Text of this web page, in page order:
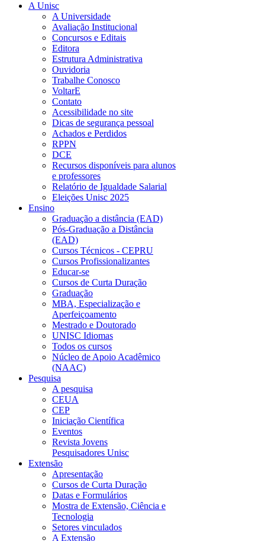
A Unisc
A Universidade
Avaliação Institucional
Concursos e Editais
Editora
Estrutura Administrativa
Ouvidoria
Trabalhe Conosco
VoltarE
Contato
Acessibilidade no site
Dicas de segurança pessoal
Achados e Perdidos
RPPN
DCE
Recursos disponíveis para alunos
e professores
Relatório de Igualdade Salarial
Eleições Unisc 2025
Ensino
Graduação a distância (EAD)
Pós-Graduação a Distância
(EAD)
Cursos Técnicos - CEPRU
Cursos Profissionalizantes
Educar-se
Cursos de Curta Duração
Graduação
MBA, Especialização e
Aperfeiçoamento
Mestrado e Doutorado
UNISC Idiomas
Todos os cursos
Núcleo de Apoio Acadêmico
(NAAC)
Pesquisa
A pesquisa
CEUA
CEP
Iniciação Científica
Eventos
Revista Jovens
Pesquisadores Unisc
Extensão
Apresentação
Cursos de Curta Duração
Datas e Formulários
Mostra de Extensão, Ciência e
Tecnologia
Setores vinculados
A Extensão